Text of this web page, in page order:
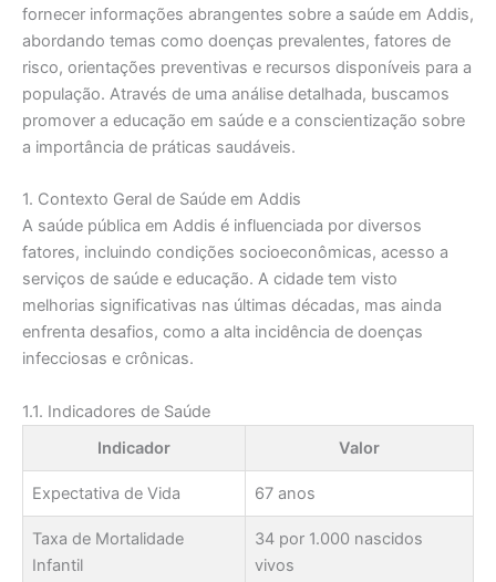
fornecer informações abrangentes sobre a saúde em Addis,
abordando temas como doenças prevalentes, fatores de
risco, orientações preventivas e recursos disponíveis para a
população. Através de uma análise detalhada, buscamos
promover a educação em saúde e a conscientização sobre
a importância de práticas saudáveis.
1. Contexto Geral de Saúde em Addis
A saúde pública em Addis é influenciada por diversos
fatores, incluindo condições socioeconômicas, acesso a
serviços de saúde e educação. A cidade tem visto
melhorias significativas nas últimas décadas, mas ainda
enfrenta desafios, como a alta incidência de doenças
infecciosas e crônicas.
1.1. Indicadores de Saúde
Indicador
Valor
Expectativa de Vida 67 anos
Taxa de Mortalidade
Infantil
34 por 1.000 nascidos
vivos